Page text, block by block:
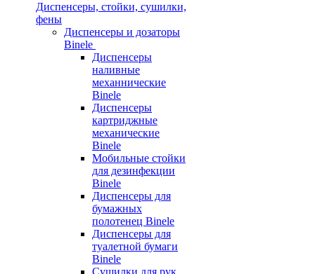
Диспенсеры, стойки, сушилки,
фены
Диспенсеры и дозаторы
Binele
Диспенсеры
наливные
механнические
Binele
Диспенсеры
картриджные
механические
Binele
Мобильные стойки
для дезинфекции
Binele
Диспенсеры для
бумажных
полотенец Binele
Диспенсеры для
туалетной бумаги
Binele
Сушилки для рук